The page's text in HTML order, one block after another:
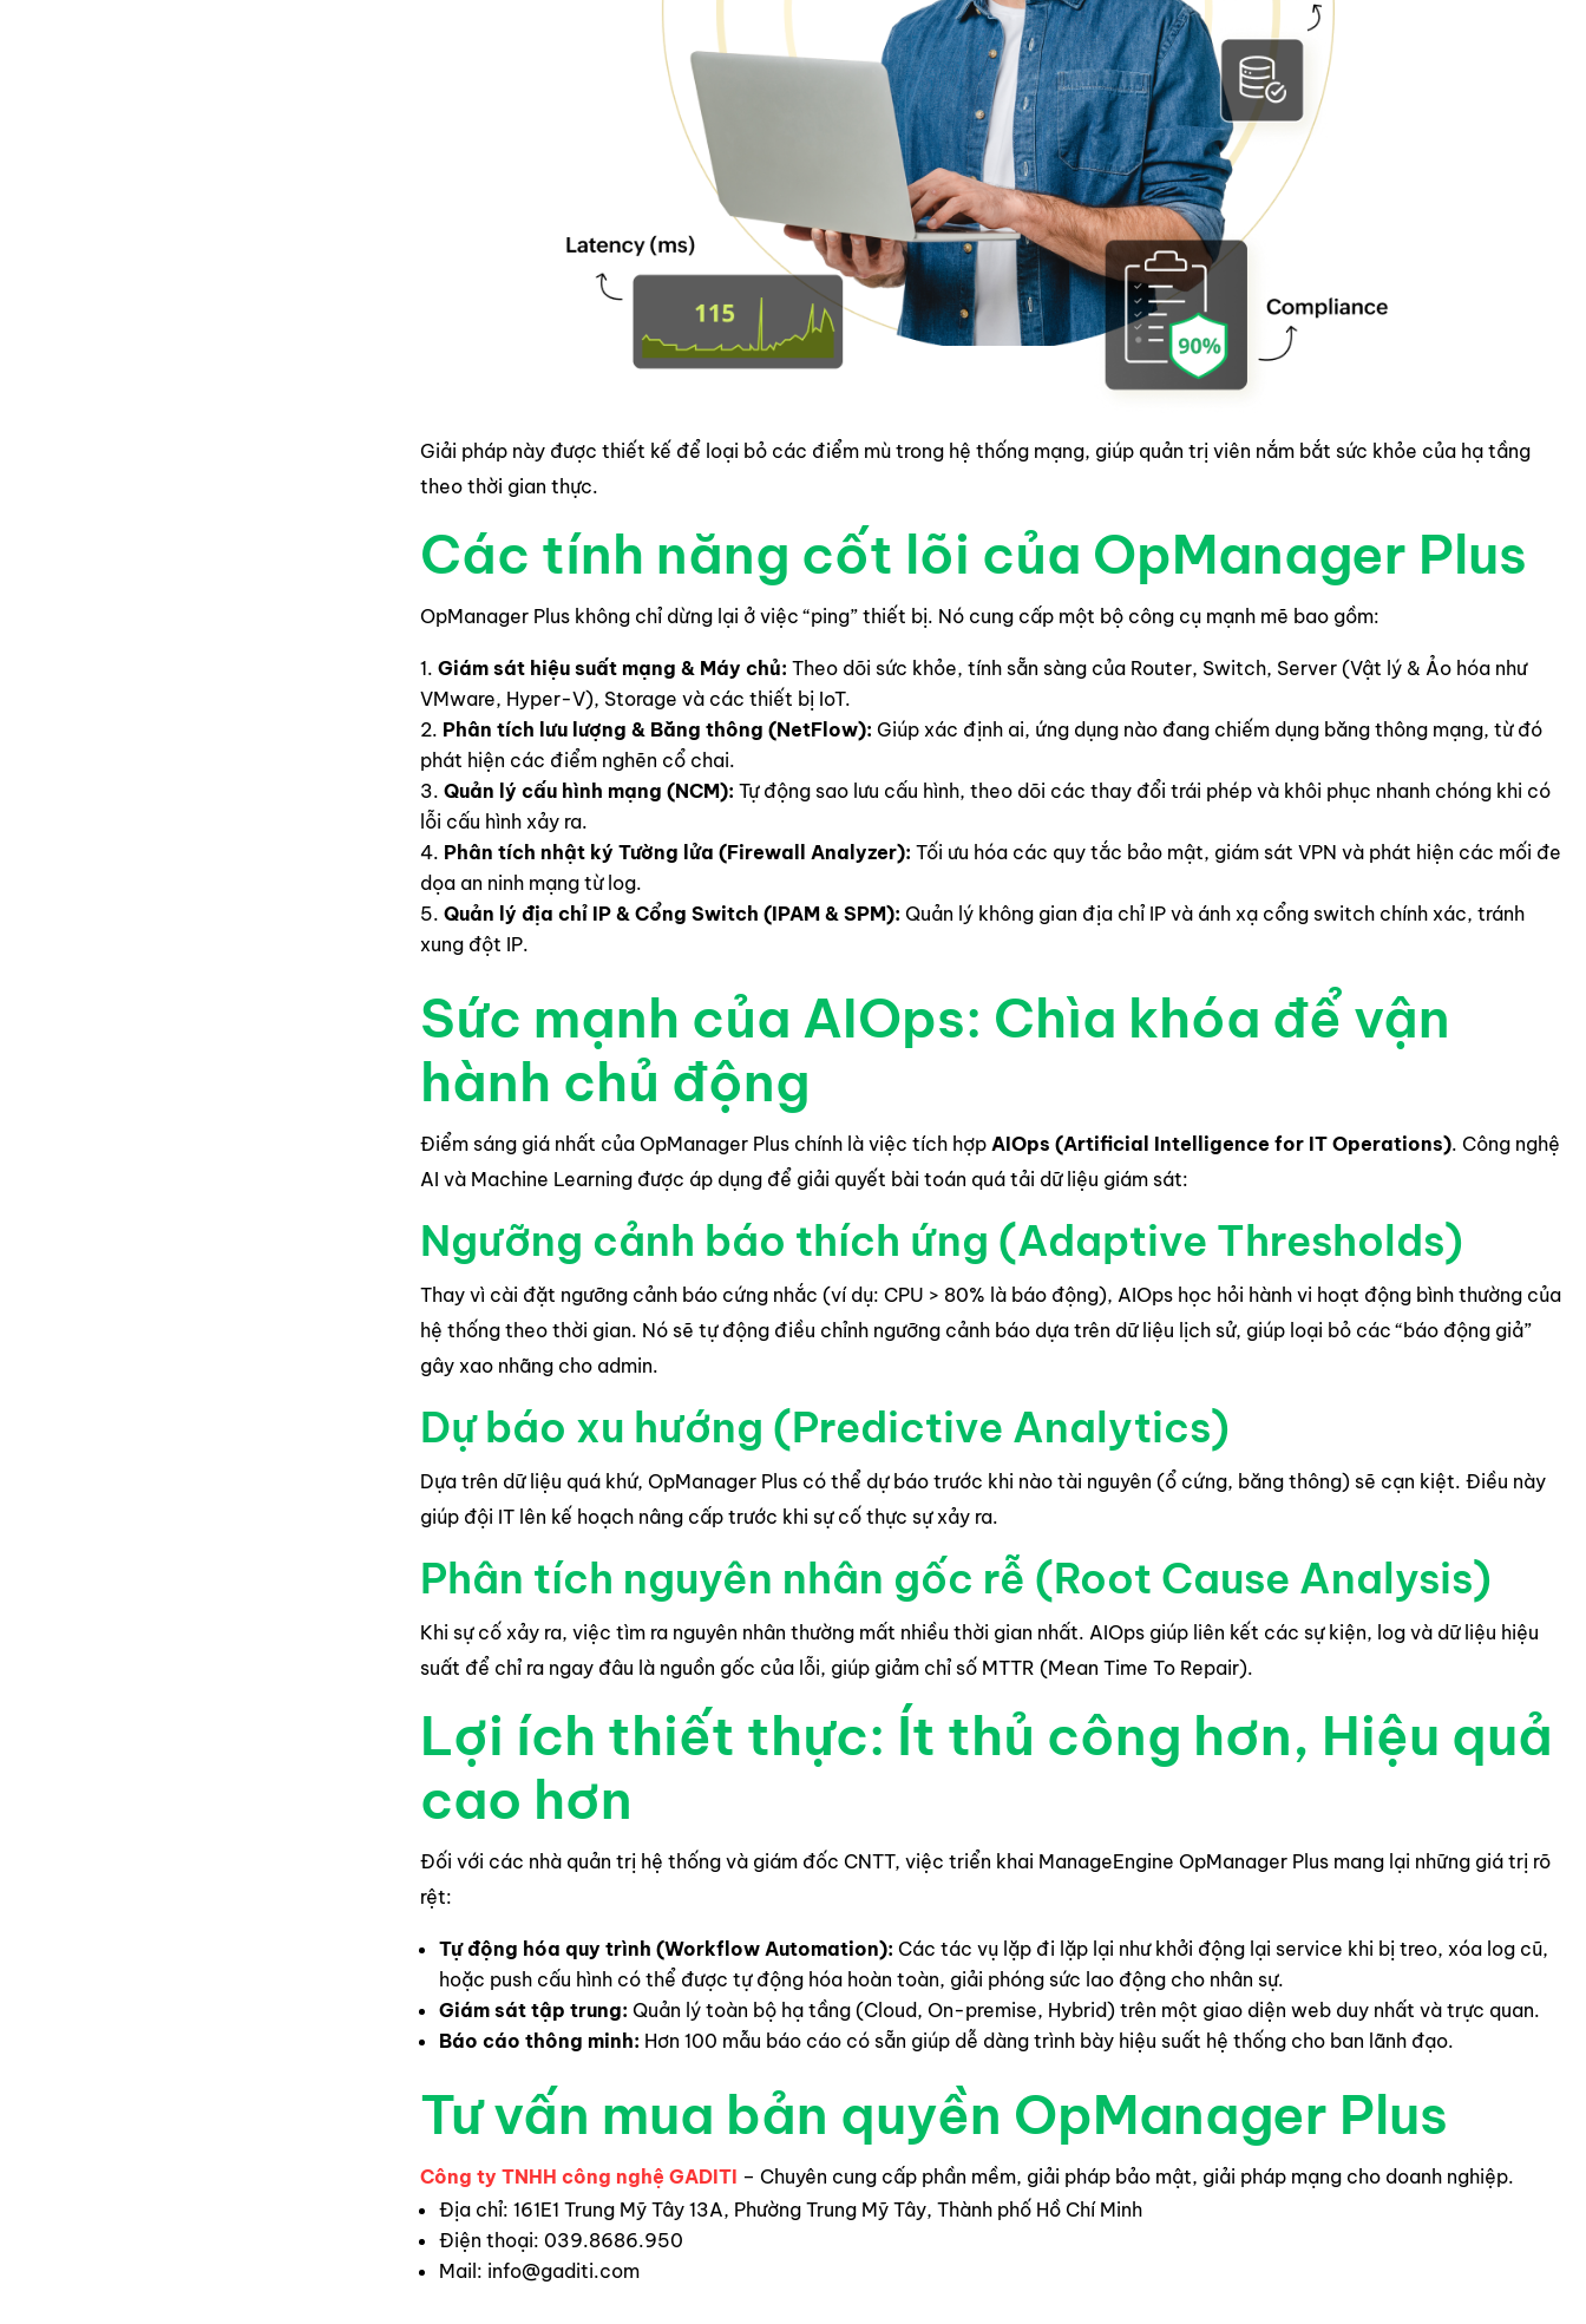
Giải pháp này được thiết kế để loại bỏ các điểm mù trong hệ thống mạng, giúp quản trị viên nắm bắt sức khỏe của hạ tầng
theo thời gian thực.
Các tính năng cốt lõi của OpManager Plus
OpManager Plus không chỉ dừng lại ở việc “ping” thiết bị. Nó cung cấp một bộ công cụ mạnh mẽ bao gồm:
Giám sát hiệu suất mạng & Máy chủ: Theo dõi sức khỏe, tính sẵn sàng của Router, Switch, Server (Vật lý & Ảo hóa như
VMware, Hyper-V), Storage và các thiết bị IoT.
Phân tích lưu lượng & Băng thông (NetFlow): Giúp xác định ai, ứng dụng nào đang chiếm dụng băng thông mạng, từ đó
phát hiện các điểm nghẽn cổ chai.
Quản lý cấu hình mạng (NCM): Tự động sao lưu cấu hình, theo dõi các thay đổi trái phép và khôi phục nhanh chóng khi có
lỗi cấu hình xảy ra.
Phân tích nhật ký Tường lửa (Firewall Analyzer): Tối ưu hóa các quy tắc bảo mật, giám sát VPN và phát hiện các mối đe
dọa an ninh mạng từ log.
Quản lý địa chỉ IP & Cổng Switch (IPAM & SPM): Quản lý không gian địa chỉ IP và ánh xạ cổng switch chính xác, tránh
xung đột IP.
Sức mạnh của AIOps: Chìa khóa để vận
hành chủ động
Điểm sáng giá nhất của OpManager Plus chính là việc tích hợp AIOps (Artificial Intelligence for IT Operations). Công nghệ
AI và Machine Learning được áp dụng để giải quyết bài toán quá tải dữ liệu giám sát:
Ngưỡng cảnh báo thích ứng (Adaptive Thresholds)
Thay vì cài đặt ngưỡng cảnh báo cứng nhắc (ví dụ: CPU > 80% là báo động), AIOps học hỏi hành vi hoạt động bình thường của
hệ thống theo thời gian. Nó sẽ tự động điều chỉnh ngưỡng cảnh báo dựa trên dữ liệu lịch sử, giúp loại bỏ các “báo động giả”
gây xao nhãng cho admin.
Dự báo xu hướng (Predictive Analytics)
Dựa trên dữ liệu quá khứ, OpManager Plus có thể dự báo trước khi nào tài nguyên (ổ cứng, băng thông) sẽ cạn kiệt. Điều này
giúp đội IT lên kế hoạch nâng cấp trước khi sự cố thực sự xảy ra.
Phân tích nguyên nhân gốc rễ (Root Cause Analysis)
Khi sự cố xảy ra, việc tìm ra nguyên nhân thường mất nhiều thời gian nhất. AIOps giúp liên kết các sự kiện, log và dữ liệu hiệu
suất để chỉ ra ngay đâu là nguồn gốc của lỗi, giúp giảm chỉ số MTTR (Mean Time To Repair).
Lợi ích thiết thực: Ít thủ công hơn, Hiệu quả
cao hơn
Đối với các nhà quản trị hệ thống và giám đốc CNTT, việc triển khai ManageEngine OpManager Plus mang lại những giá trị rõ
rệt:
Tự động hóa quy trình (Workflow Automation): Các tác vụ lặp đi lặp lại như khởi động lại service khi bị treo, xóa log cũ,
hoặc push cấu hình có thể được tự động hóa hoàn toàn, giải phóng sức lao động cho nhân sự.
Giám sát tập trung: Quản lý toàn bộ hạ tầng (Cloud, On-premise, Hybrid) trên một giao diện web duy nhất và trực quan.
Báo cáo thông minh: Hơn 100 mẫu báo cáo có sẵn giúp dễ dàng trình bày hiệu suất hệ thống cho ban lãnh đạo.
Tư vấn mua bản quyền OpManager Plus
Công ty TNHH công nghệ GADITI – Chuyên cung cấp phần mềm, giải pháp bảo mật, giải pháp mạng cho doanh nghiệp.
Địa chỉ: 161E1 Trung Mỹ Tây 13A, Phường Trung Mỹ Tây, Thành phố Hồ Chí Minh
Điện thoại: 039.8686.950
Mail: info@gaditi.com